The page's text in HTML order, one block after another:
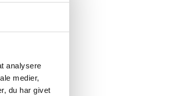
analysere
medier,
du har givet